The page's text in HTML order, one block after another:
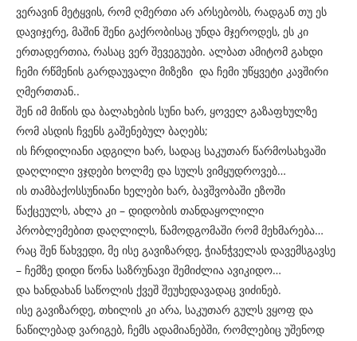
ვერავინ მეტყვის, რომ ღმერთი არ არსებობს, რადგან თუ ეს
დავიჯერე, მაშინ შენი გაქრობისაც უნდა მჯეროდეს, ეს კი
ერთადერთია, რასაც ვერ შევეგუები. ალბათ ამიტომ გახდი
ჩემი რწმენის გარდაუვალი მიზეზი და ჩემი უწყვეტი კავშირი
ღმერთთან..
შენ იმ მიწის და ბალახების სუნი ხარ, ყოველ გაზაფხულზე
რომ ასდის ჩვენს გაშენებულ ბაღებს;
ის ჩრდილიანი ადგილი ხარ, სადაც საკუთარ წარმოსახვაში
დაღლილი ვჯდები ხოლმე და სულს ვიმყუდროვებ…
ის თამბაქოსსუნიანი ხელები ხარ, ბავშვობაში ეზოში
წაქცეულს, ახლა კი – დიდობის თანდაყოლილი
პრობლემებით დაღლილს, წამოდგომაში რომ მეხმარება…
რაც შენ წახვედი, მე ისე გავიზარდე, ჭიანჭველას დავემსგავსე
– ჩემზე დიდი წონა საზრუნავი შემიძლია ავიკიდო…
და ხანდახან საწოლის ქვეშ შეუხედავადაც ვიძინებ.
ისე გავიზარდე, თხილის კი არა, საკუთარ გულს ვყოფ და
ნაწილებად ვარიგებ, ჩემს ადამიანებში, რომლებიც უშენოდ